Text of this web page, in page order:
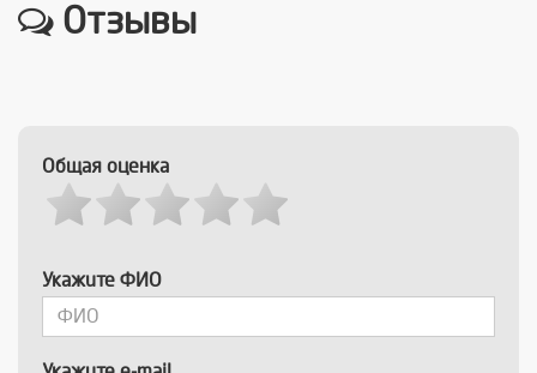
Отзывы
Общая оценка
Укажите ФИО